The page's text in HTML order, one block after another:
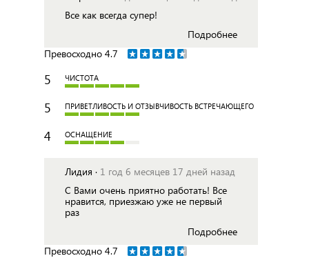
Все как всегда супер!
Подробнее
Превосходно 4.7
5 ЧИСТОТА
5 ПРИВЕТЛИВОСТЬ И ОТЗЫВЧИВОСТЬ ВСТРЕЧАЮЩЕГО
4 ОСНАЩЕНИЕ
Лидия · 1 год 6 месяцев 17 дней назад
С Вами очень приятно работать! Все
нравится, приезжаю уже не первый
раз
Подробнее
Превосходно 4.7